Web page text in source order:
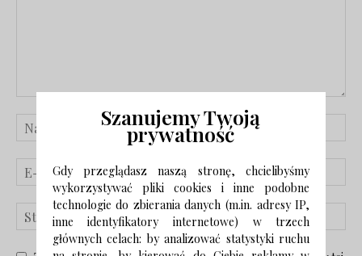
Szanujemy Twoją
prywatność
Gdy przeglądasz naszą stronę, chcielibyśmy
wykorzystywać pliki cookies i inne podobne
technologie do zbierania danych (m.in. adresy IP,
inne identyfikatory internetowe) w trzech
głównych celach: by analizować statystyki ruchu